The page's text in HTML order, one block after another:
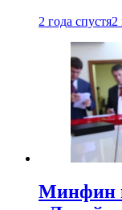
2 года спустя2
Минфин